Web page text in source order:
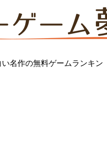
名作の無料ゲームランキン